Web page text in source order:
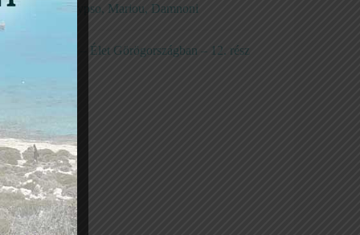
– Kalypso, Mariou, Damnoni
Kréta – Élet Görögországban – 12. rész